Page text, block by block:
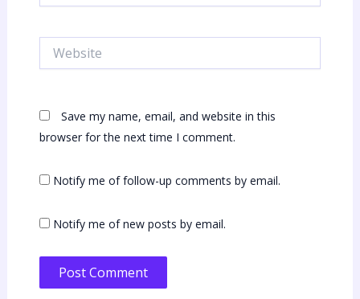
Save my name, email, and website in this
browser for the next time I comment.
Notify me of follow-up comments by email.
Notify me of new posts by email.